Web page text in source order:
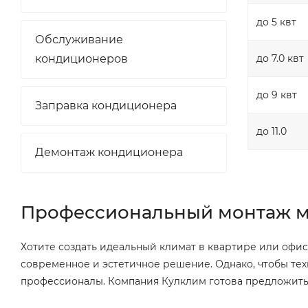
Обслуживание
кондиционеров
Заправка кондиционера
Демонтаж кондиционера
до 5 квт
до 7.0 квт
до 9 квт
до 11.0
Профессиональный монтаж
Хотите создать идеальный климат в квартире или
современное и эстетичное решение. Однако, чтобы
профессионалы. Компания Кулклим готова